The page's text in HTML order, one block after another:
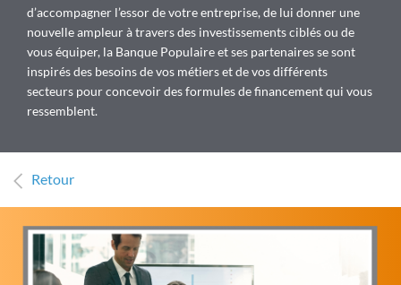
d’accompagner l’essor de votre entreprise, de lui donner une
nouvelle ampleur à travers des investissements ciblés ou de
vous équiper, la Banque Populaire et ses partenaires se sont
inspirés des besoins de vos métiers et de vos différents
secteurs pour concevoir des formules de financement qui vous
ressemblent.
Retour